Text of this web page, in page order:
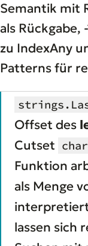
Semantik mit
als Rückgabe,
zu IndexAny
Patterns für
Offset des
Cutset
Funktion
als Menge
lassen sich